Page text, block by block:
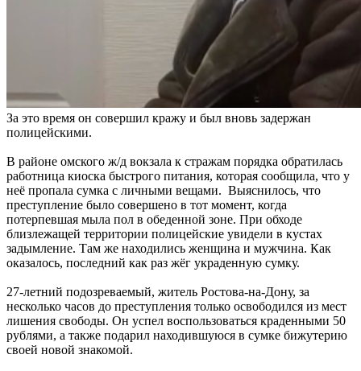
За это время он совершил кражу и был вновь задержан
полицейскими.
В районе омского ж/д вокзала к стражам порядка обратилась
работница киоска быстрого питания, которая сообщила, что у
неё пропала сумка с личными вещами. Выяснилось, что
преступление было совершено в тот момент, когда
потерпевшая мыла пол в обеденной зоне. При обходе
близлежащей территории полицейские увидели в кустах
задымление. Там же находились женщина и мужчина. Как
оказалось, последний как раз жёг украденную сумку.
27-летний подозреваемый, житель Ростова-на-Дону, за
несколько часов до преступления только освободился из мест
лишения свободы. Он успел воспользоваться краденными 50
рублями, а также подарил находившуюся в сумке бижутерию
своей новой знакомой.